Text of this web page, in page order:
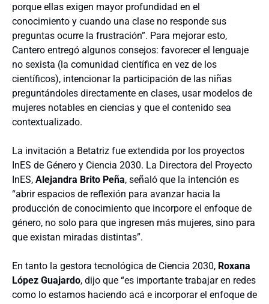
porque ellas exigen mayor profundidad en el
conocimiento y cuando una clase no responde sus
preguntas ocurre la frustración”. Para mejorar esto,
Cantero entregó algunos consejos: favorecer el lenguaje
no sexista (la comunidad científica en vez de los
científicos), intencionar la participación de las niñas
preguntándoles directamente en clases, usar modelos de
mujeres notables en ciencias y que el contenido sea
contextualizado.
La invitación a Betatriz fue extendida por los proyectos
InES de Género y Ciencia 2030. La Directora del Proyecto
InES, Alejandra Brito Peña, señaló que la intención es
“abrir espacios de reflexión para avanzar hacia la
producción de conocimiento que incorpore el enfoque de
género, no solo para que ingresen más mujeres, sino para
que existan miradas distintas”.
En tanto la gestora tecnológica de Ciencia 2030, Roxana
López Guajardo, dijo que “es importante trabajar en redes
como lo estamos haciendo acá e incorporar el enfoque de